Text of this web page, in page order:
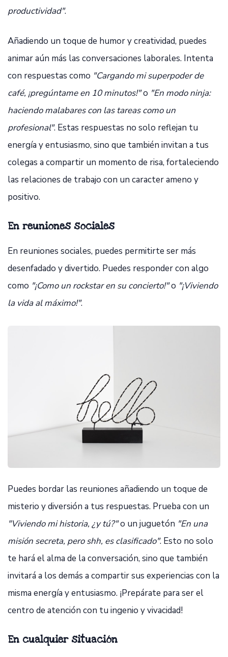
productividad".
Añadiendo un toque de humor y creatividad, puedes
animar aún más las conversaciones laborales. Intenta
con respuestas como "Cargando mi superpoder de
café, ¡pregúntame en 10 minutos!"o "En modo ninja:
haciendo malabares con las tareas como un
profesional". Estas respuestas no solo reflejan tu
energía y entusiasmo, sino que también invitan a tus
colegas a compartir un momento de risa, fortaleciendo
las relaciones de trabajo con un caracter ameno y
positivo.
En reuniones sociales
En reuniones sociales, puedes permitirte ser más
desenfadado y divertido. Puedes responder con algo
como "¡Como un rockstar en su concierto!"o "¡Viviendo
la vida al máximo!".
Puedes bordar las reuniones añadiendo un toque de
misterio y diversión a tus respuestas. Prueba con un
"Viviendo mi historia, ¿y tú?"o un juguetón "En una
misión secreta, pero shh, es clasificado". Esto no solo
te hará el alma de la conversación, sino que también
invitará a los demás a compartir sus experiencias con la
misma energía y entusiasmo. ¡Prepárate para ser el
centro de atención con tu ingenio y vivacidad!
En cualquier situación